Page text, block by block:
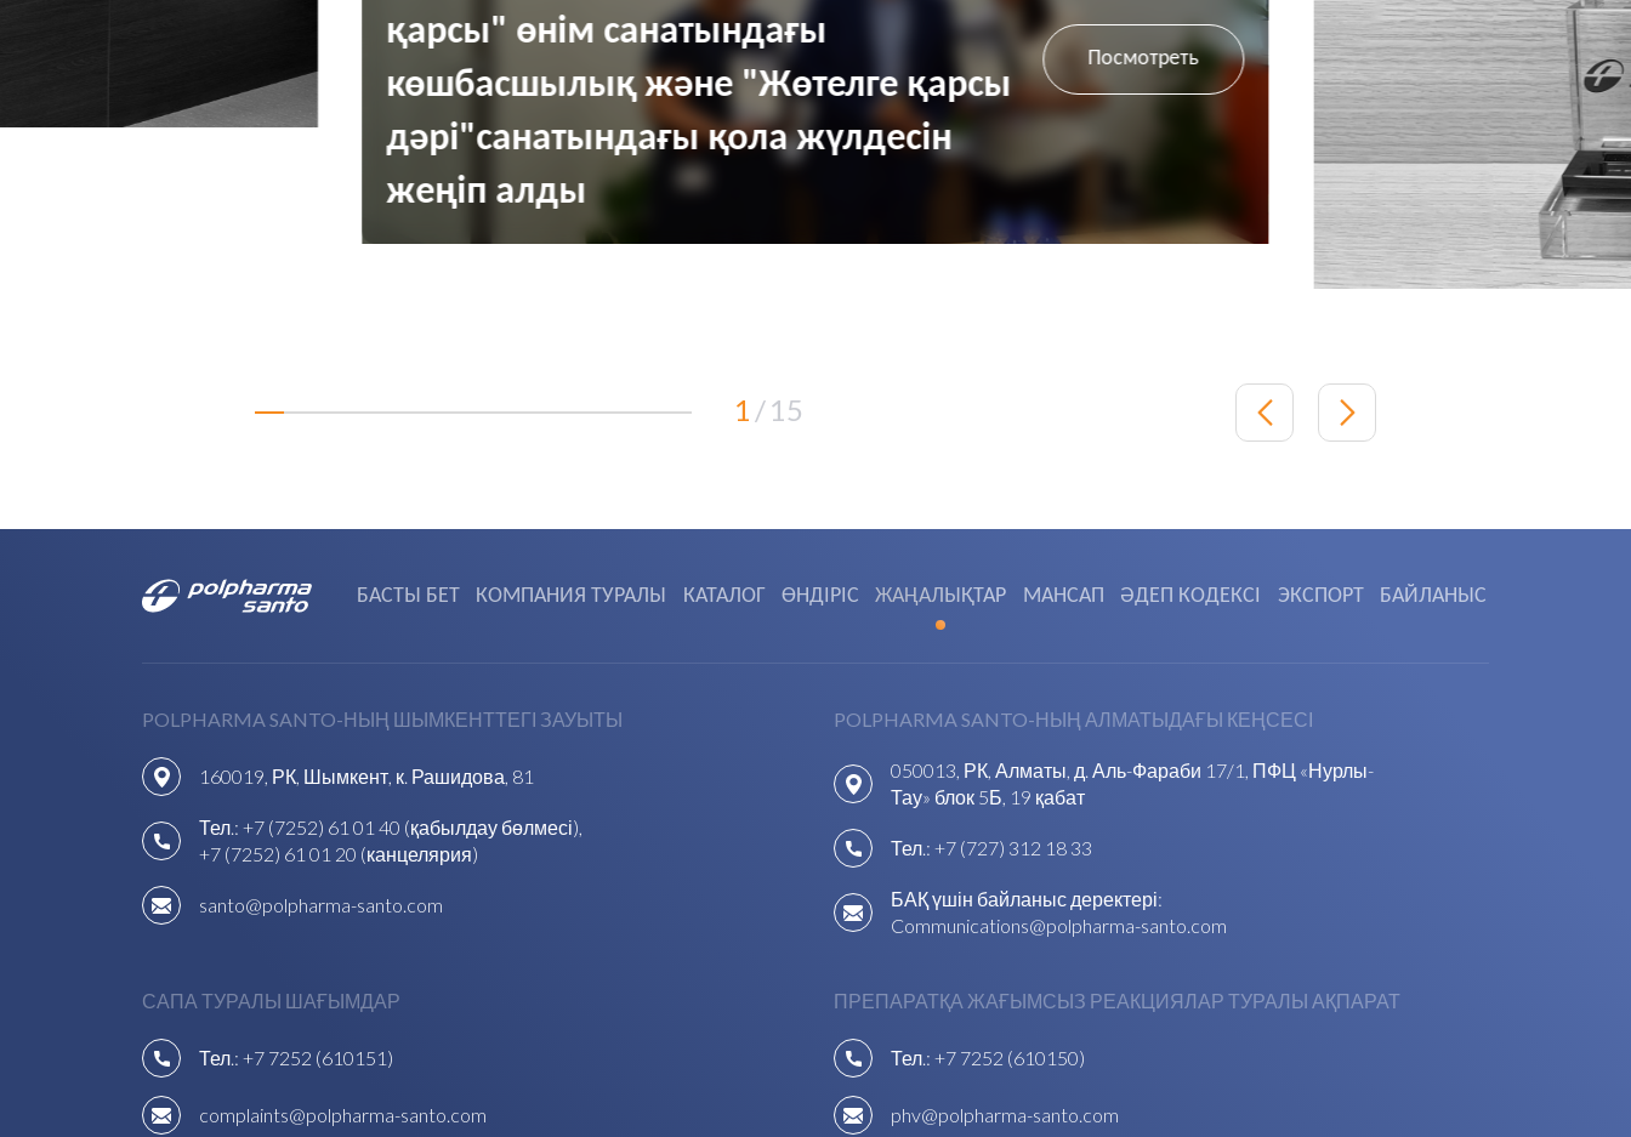
қарсы" өнім санатындағы
көшбасшылық және "Жөтелге қарсы
дәрі"санатындағы қола жүлдесін
жеңіп алды
Посмотреть
1 /15
БАСТЫ БЕТ КОМПАНИЯ ТУРАЛЫ КАТАЛОГ ӨНДІРІС ЖАҢАЛЫҚТАР МАНСАП ӘДЕП КОДЕКСІ ЭКСПОРТ БАЙЛАНЫС
POLPHARMA SANTO-НЫҢ ШЫМКЕНТТЕГІ ЗАУЫТЫ
160019, РК, Шымкент, к. Рашидова, 81
Тел.: +7 (7252) 61 01 40 (қабылдау бөлмесі),
+7 (7252) 61 01 20 (канцелярия)
santo@polpharma-santo.com
POLPHARMA SANTO-НЫҢ АЛМАТЫДАҒЫ КЕҢСЕСІ
050013, РК, Алматы, д. Аль-Фараби 17/1, ПФЦ «Нурлы-
Тау» блок 5Б, 19 қабат
Тел.: +7 (727) 312 18 33
БАҚ үшін байланыс деректері:
Communications@polpharma-santo.com
САПА ТУРАЛЫ ШАҒЫМДАР
Тел.: +7 7252 (610151)
complaints@polpharma-santo.com
ПРЕПАРАТҚА ЖАҒЫМСЫЗ РЕАКЦИЯЛАР ТУРАЛЫ АҚПАРАТ
Тел.: +7 7252 (610150)
phv@polpharma-santo.com